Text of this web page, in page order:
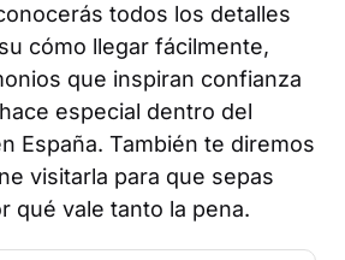
todos los detalles
cómo llegar fácilmente,
que inspiran confianza
especial dentro del
España. También te diremos
visitarla para que sepas
qué vale tanto la pena.